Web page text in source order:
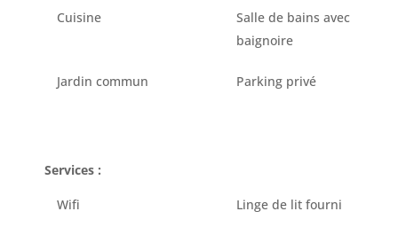
Cuisine
Salle de bains avec
baignoire
Jardin commun Parking privé
Services :
Wifi Linge de lit fourni